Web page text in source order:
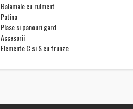
Balamale cu rulment
Patina
Plase si panouri gard
Accesorii
Elemente C si S cu frunze